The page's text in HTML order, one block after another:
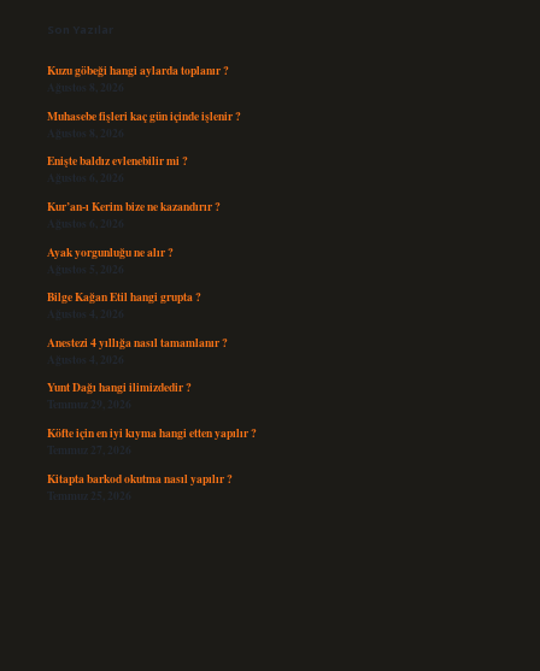
Son Yazılar
Kuzu göbeği hangi aylarda toplanır ?
Ağustos 8, 2026
Muhasebe fişleri kaç gün içinde işlenir ?
Ağustos 8, 2026
Enişte baldız evlenebilir mi ?
Ağustos 6, 2026
Kur’an-ı Kerim bize ne kazandırır ?
Ağustos 6, 2026
Ayak yorgunluğu ne alır ?
Ağustos 5, 2026
Bilge Kağan Etil hangi grupta ?
Ağustos 4, 2026
Anestezi 4 yıllığa nasıl tamamlanır ?
Ağustos 4, 2026
Yunt Dağı hangi ilimizdedir ?
Temmuz 29, 2026
Köfte için en iyi kıyma hangi etten yapılır ?
Temmuz 27, 2026
Kitapta barkod okutma nasıl yapılır ?
Temmuz 25, 2026